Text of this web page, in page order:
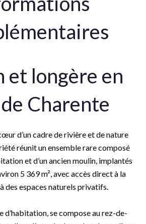
et longère en
Charente
d’un cadre de rivière et de nature
réunit un ensemble rare composé
et d’un ancien moulin, implantés
5 369 m², avec accès direct à la
des espaces naturels privatifs.
d’habitation, se compose au rez-de-